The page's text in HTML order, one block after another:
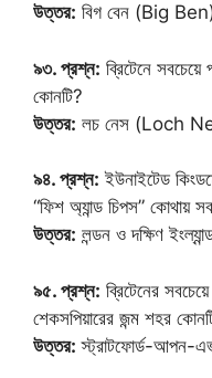
উত্তর: বিগ বেন (Big
৯৩. প্রশ্ন: ব্রিটেনে
কোনটি?
উত্তর: লচ নেস (Loch
৯৪. প্রশ্ন: ইউনাইটেড
“ফিশ অ্যান্ড চিপস” কোথায়
উত্তর: লন্ডন ও দক্ষিণ
৯৫. প্রশ্ন: ব্রিটেনের
শেকসপিয়ারের জন্ম শহর
উত্তর: স্ট্রাটফোর্ড-